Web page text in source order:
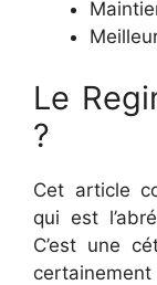
Le
?
Cet article
qui est
C’est une